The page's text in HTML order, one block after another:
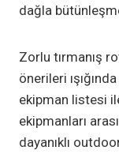
dağla
Zorlu tırmanış
önerileri
ekipman listesi
ekipmanları
dayanıklı